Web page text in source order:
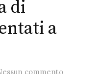
di
a
commento